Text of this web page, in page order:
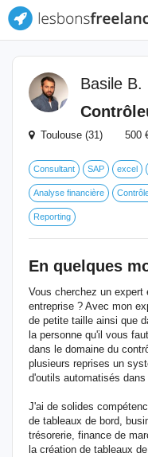
Basile B.
Toulouse (31) 500
Consultant SAP excel
Analyse financière
Reporting
En quelques
Vous cherchez un expert
entreprise ? Avec mon
de petite taille ainsi que
la personne qu'il vous
dans le domaine du
plusieurs reprises un
d'outils automatisés
J'ai de solides
de tableaux de bord,
trésorerie, finance de
la création de tableaux